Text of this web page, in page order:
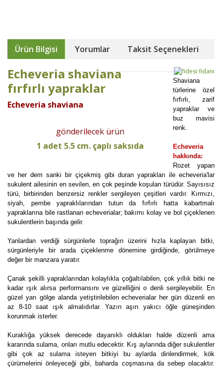
Ürün Bilgisi Yorumlar Taksit Seçenekleri
Echeveria shaviana
fırfırlı yapraklar
Echeveria shaviana
gönderilecek ürün
1 adet 5.5 cm. çaplı saksıda
Shaviana
türlerine özel
fırfırlı, zarif
yapraklar ve
buz mavisi
renk.
Echeveria
hakkında:
Rozet yapan
ve her dem sanki bir çiçekmiş gibi duran yaprakları ile echeveria'lar
sukulent ailesinin en sevilen, en çok peşinde koşulan türüdür. Sayısısız
türü, birbirinden benzersiz renkler sergileyen çeşitleri vardır. Kırmızı,
siyah, pembe yapraklılarından tutun da fırfırlı hatta kabartmalı
yapraklarına bile rastlanan echeverialar; bakımı kolay ve bol çiçeklenen
sukulentlerin başında gelir.
Yanlardan verdiği sürgünlerle toprağın üzerini hızla kaplayan bitki,
sürgünleriyle bir arada çiçeklenme dönemine girdiğinde, görülmeye
değer bir manzara yaratır.
Çanak şekilli yapraklarından kolaylıkla çoğaltılabilen, çok yıllık bitki ne
kadar ışık alırsa performansını ve güzelliğini o denli sergileyebilir. En
güzel yarı gölge alanda yetiştirilebilen echeverialar her gün düzenli en
az 8-10 saat ışık almalıdırlar. Yazın aşırı yakıcı öğle güneşinden
korunmak isterler.
Kuraklığa yüksek derecede dayanıklı oldukları halde düzenli ama
kararında sulama, onları mutlu edecektir. Kış aylarında diğer sukulentler
gibi çok az sulama isteyen bitkiyi bu aylarda dinlendirmek, kök
çürümelerini önleyeceği gibi, baharda coşmasına da sebep olacaktır.